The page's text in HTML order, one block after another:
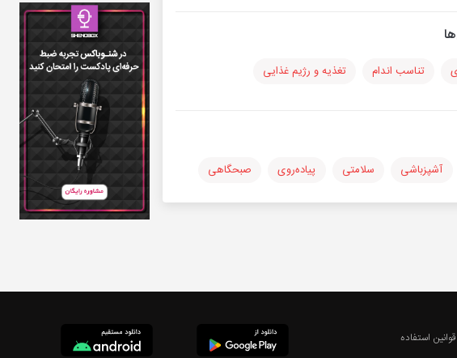
تناسب اندام تغذیه و رژیم غذایی
آشپزباشی سلامتی پیاده‌روی صبحگاهی
استفاده